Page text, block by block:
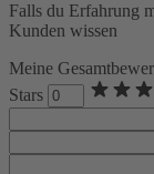
Falls du Erfahrung
Kunden wissen
Meine
Stars